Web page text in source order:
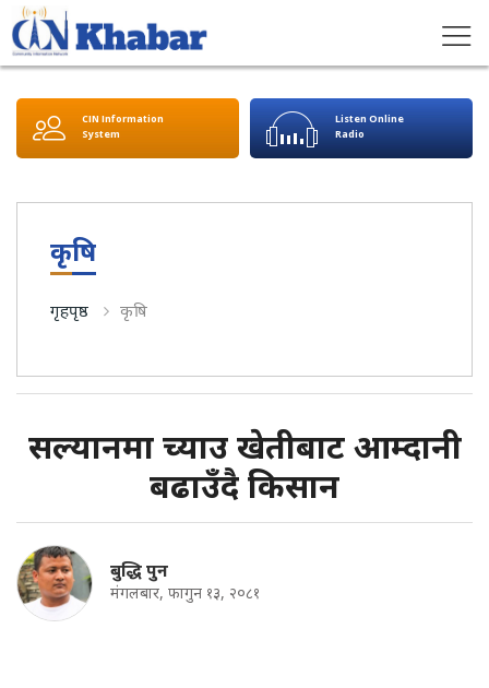
CIN Information
System
Listen Online
Radio
कृषि
गृहपृष्ठ कृषि
सल्यानमा च्याउ खेतीबाट आम्दानी
बढाउँदै किसान
बुद्धि पुन
मंगलबार, फागुन १३, २०८१